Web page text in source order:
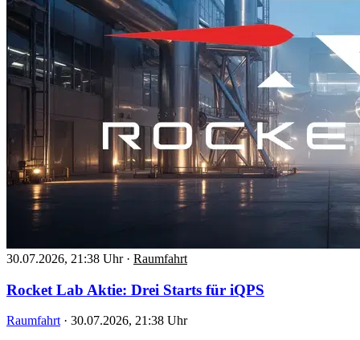
30.07.2026, 21:38 Uhr · Raumfahrt
Rocket Lab Aktie: Drei Starts für iQPS
Raumfahrt · 30.07.2026, 21:38 Uhr